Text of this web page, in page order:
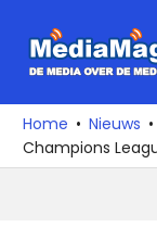
naar
media
over
de
Home Nieuws
Champions